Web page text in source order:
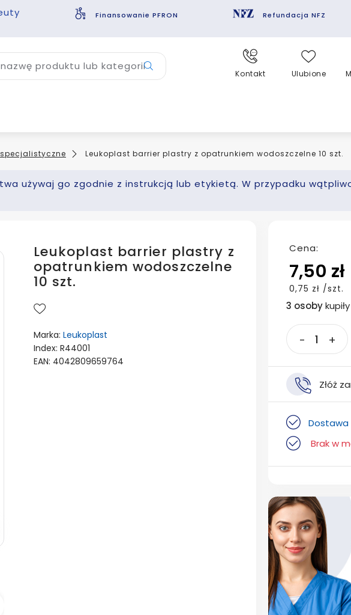
Finansowanie PFRON Refundacja NFZ
produktu lub kategorii
Kontakt Ulubione
Leukoplast barrier plastry z opatrunkiem wodoszczelne 10 szt.
używaj go zgodnie z instrukcją lub etykietą. W przypadku
Leukoplast barrier plastry z
opatrunkiem wodoszczelne
10 szt.
Marka: Leukoplast
Index: R44001
EAN: 4042809659764
Cena:
7,50 zł
0,75 zł /szt.
3 osoby
- +
Złóż
Dostawa
Brak w